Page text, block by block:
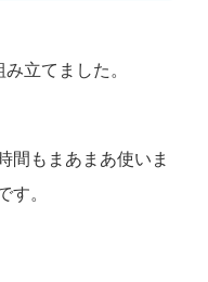
立てました。
間もまあまあ使いま
す。